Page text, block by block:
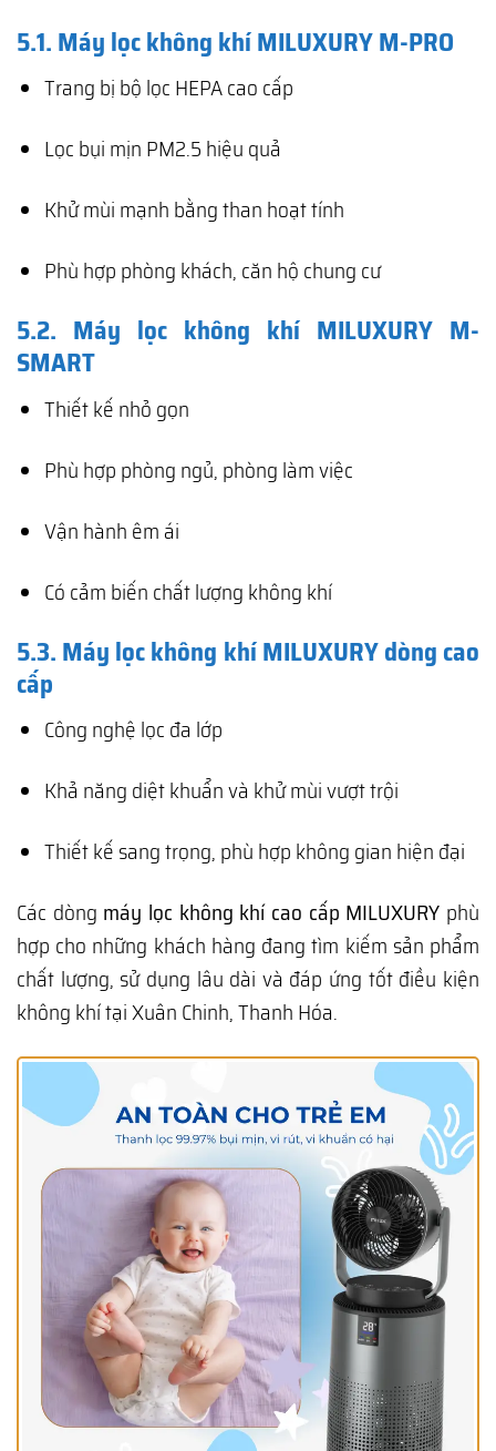
5.1. Máy lọc không khí MILUXURY M-PRO
Trang bị bộ lọc HEPA cao cấp
Lọc bụi mịn PM2.5 hiệu quả
Khử mùi mạnh bằng than hoạt tính
Phù hợp phòng khách, căn hộ chung cư
5.2. Máy lọc không khí MILUXURY M-
SMART
Thiết kế nhỏ gọn
Phù hợp phòng ngủ, phòng làm việc
Vận hành êm ái
Có cảm biến chất lượng không khí
5.3. Máy lọc không khí MILUXURY dòng cao
cấp
Công nghệ lọc đa lớp
Khả năng diệt khuẩn và khử mùi vượt trội
Thiết kế sang trọng, phù hợp không gian hiện đại
Các dòng máy lọc không khí cao cấp MILUXURY phù
hợp cho những khách hàng đang tìm kiếm sản phẩm
chất lượng, sử dụng lâu dài và đáp ứng tốt điều kiện
không khí tại Xuân Chinh, Thanh Hóa.